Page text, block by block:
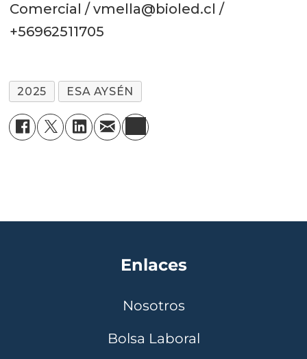
Comercial / vmella@bioled.cl /
+56962511705
2025 ESA AYSÉN
Enlaces
Nosotros
Bolsa Laboral